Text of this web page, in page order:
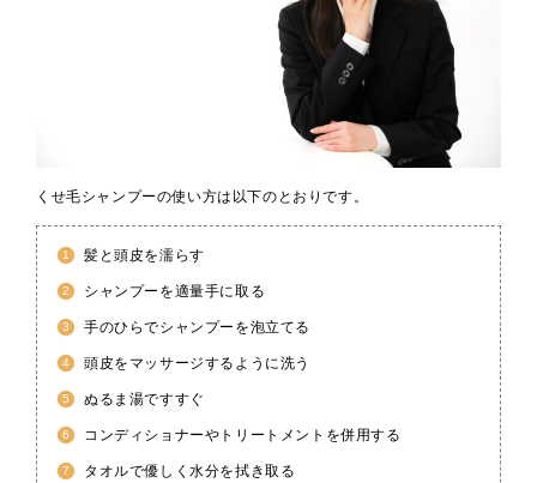
くせ毛シャンプーの使い方は以下のとおりです。
髪と頭皮を濡らす
シャンプーを適量手に取る
手のひらでシャンプーを泡立てる
頭皮をマッサージするように洗う
ぬるま湯ですすぐ
コンディショナーやトリートメントを併用する
タオルで優しく水分を拭き取る